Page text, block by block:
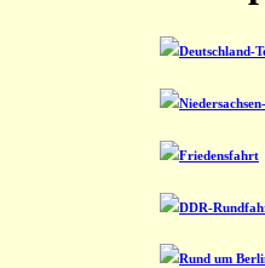
Deutschland-
Friedensfahrt
DDR-
Rund um